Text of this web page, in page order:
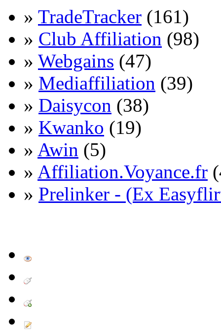
» TradeTracker (161)
» Club Affiliation (98)
» Webgains (47)
» Mediaffiliation (39)
» Daisycon (38)
» Kwanko (19)
» Awin (5)
» Affiliation.Voyance.fr
» Prelinker - (Ex